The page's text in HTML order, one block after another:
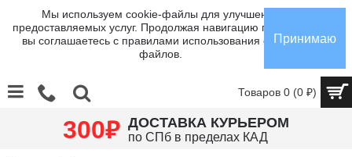
Мы используем cookie-файлы для улучшения
предоставляемых услуг. Продолжая навигацию по сайту,
вы соглашаетесь с правилами использования cookie-
файлов.
Принимаю
Товаров 0 (0 ₽)
300₽ ДОСТАВКА КУРЬЕРОМ
по СПб в пределах КАД